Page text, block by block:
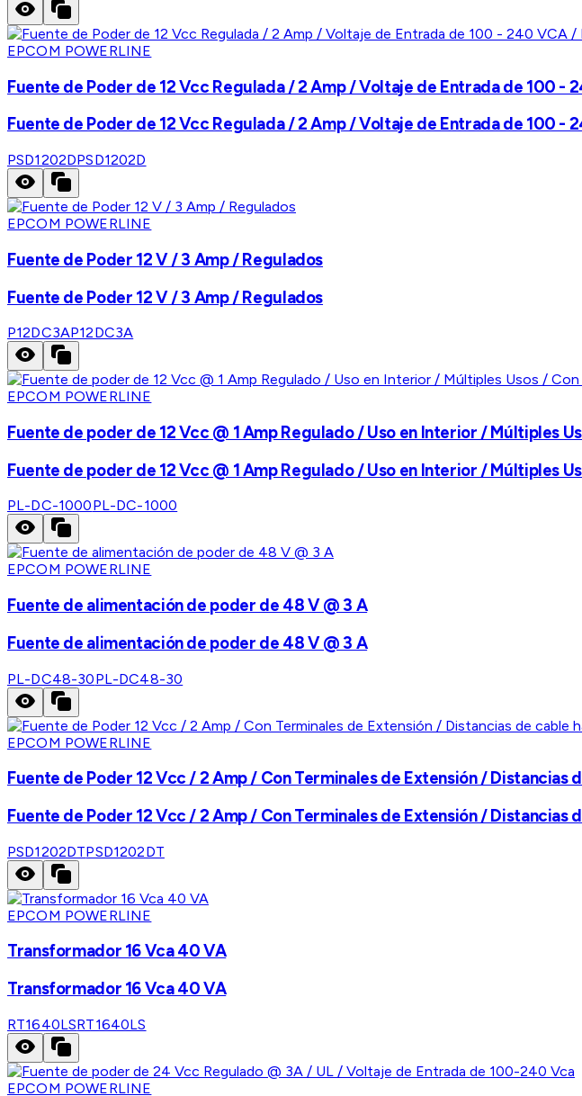
EPCOM POWERLINE
Fuente de Poder de 12 Vcc Regulada / 2 Amp / Voltaje de Entrada de 100 -
Fuente de Poder de 12 Vcc Regulada / 2 Amp / Voltaje de Entrada de 100 -
PSD1202DPSD1202D
EPCOM POWERLINE
Fuente de Poder 12 V / 3 Amp / Regulados
Fuente de Poder 12 V / 3 Amp / Regulados
P12DC3AP12DC3A
EPCOM POWERLINE
Fuente de poder de 12 Vcc @ 1 Amp Regulado / Uso en Interior / Múltiples
Fuente de poder de 12 Vcc @ 1 Amp Regulado / Uso en Interior / Múltiples
PL-DC-1000PL-DC-1000
EPCOM POWERLINE
Fuente de alimentación de poder de 48 V @ 3 A
Fuente de alimentación de poder de 48 V @ 3 A
PL-DC48-30PL-DC48-30
EPCOM POWERLINE
Fuente de Poder 12 Vcc / 2 Amp / Con Terminales de Extensión /
Fuente de Poder 12 Vcc / 2 Amp / Con Terminales de Extensión /
PSD1202DTPSD1202DT
EPCOM POWERLINE
Transformador 16 Vca 40 VA
Transformador 16 Vca 40 VA
RT1640LSRT1640LS
EPCOM POWERLINE